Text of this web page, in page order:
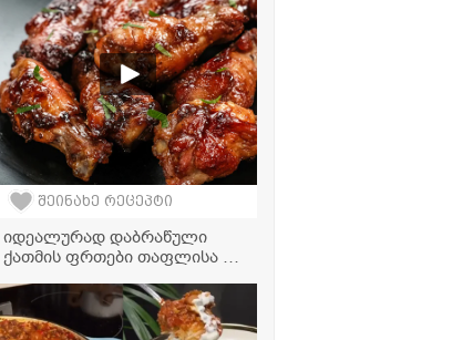
შეინახე რეცეპტი
იდეალურად დაბრაწული
ქათმის ფრთები თაფლისა და
რეცეპტი